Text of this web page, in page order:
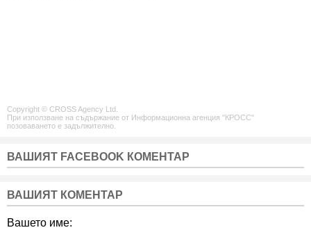
Copyright © CROSS Agency Ltd.
При използване на съдържание от Информационна агенция "КРОСС"
позоваването е задължително.
ВАШИЯТ FACEBOOK КОМЕНТАР
ВАШИЯТ КОМЕНТАР
Вашето име: